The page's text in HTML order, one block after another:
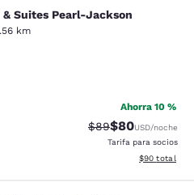
Pearl-Jackson
Suites Pearl-Jackson
km
4.02 estrellas. Muy bueno. 862 reseñas
Ahorra 10 %
Precio tachado:
$89Precio con
$80USD/noche
Tarifa para socios
Ver detalles
$90 total